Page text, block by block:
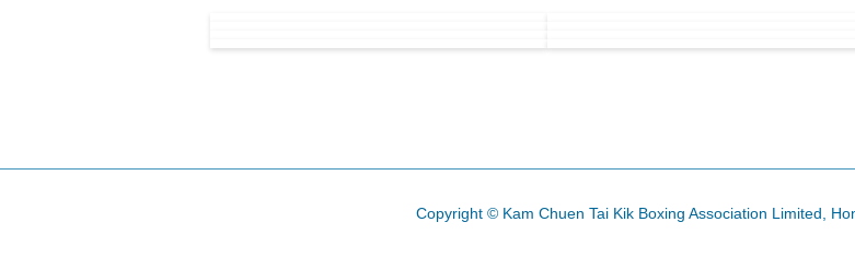
Copyright © Kam Chuen Tai Kik Boxing Association Limited,